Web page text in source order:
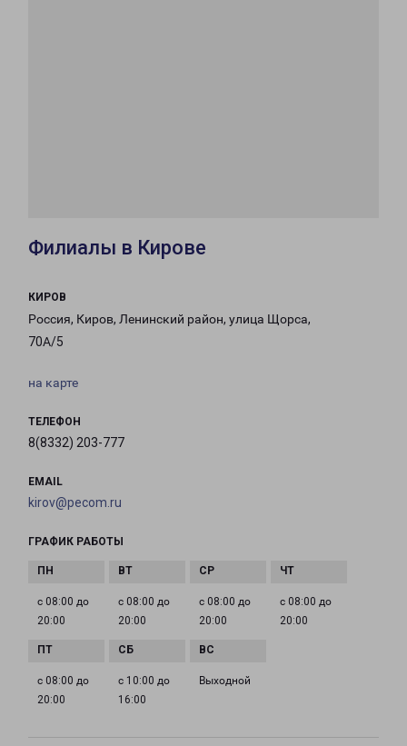
Филиалы в Кирове
КИРОВ
Россия, Киров, Ленинский район, улица Щорса,
70А/5
на карте
ТЕЛЕФОН
8(8332) 203-777
EMAIL
kirov@pecom.ru
ГРАФИК РАБОТЫ
с 08:00 до
20:00
с 08:00 до
20:00
с 08:00 до
20:00
с 08:00 до
20:00
с 08:00 до
20:00
с 10:00 до
16:00
Выходной